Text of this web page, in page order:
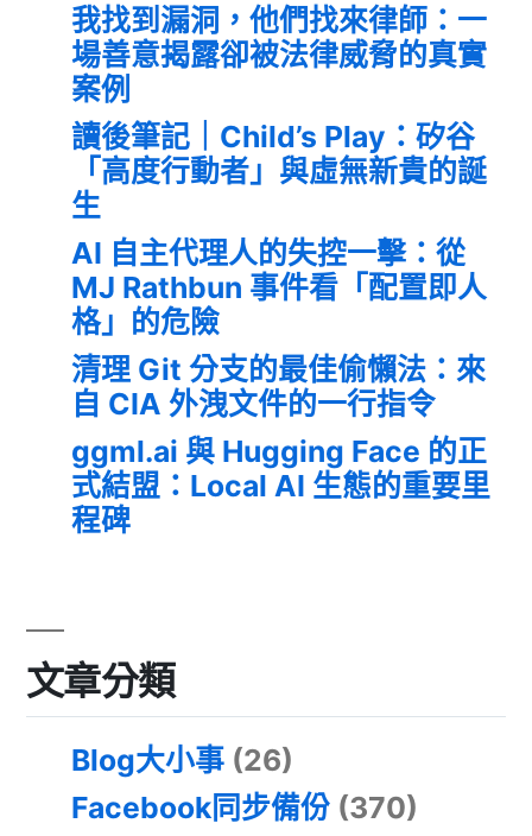
我找到漏洞，他們找來律師：一
場善意揭露卻被法律威脅的真實
案例
讀後筆記｜Child’s Play：矽谷
「高度行動者」與虛無新貴的誕
生
AI 自主代理人的失控一擊：從
MJ Rathbun 事件看「配置即人
格」的危險
清理 Git 分支的最佳偷懶法：來
自 CIA 外洩文件的一行指令
ggml.ai 與 Hugging Face 的正
式結盟：Local AI 生態的重要里
程碑
文章分類
Blog大小事 (26)
Facebook同步備份 (370)